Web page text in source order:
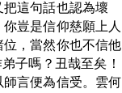
這句話也認為壞
豈是信仰慈願上人
，當然你也不信他
子嗎？丑哉至矣！
言便為信受。雲何